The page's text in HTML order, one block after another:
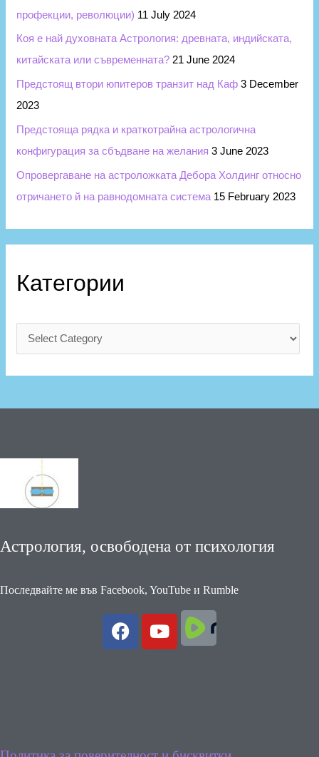
профекции, революции) 11 July 2024
Коя е най духовната Астрология: древната, индийската,
китайската или съвременната? 21 June 2024
Предстоящ втори юпитеров транзит над Каф 3 December
2023
Предстояща рядка и краткотрайна астрологична
конфигурация за сбъдване на желания 3 June 2023
Опровергаване на астроложката Дебора Холдинг относно
отричането й на равнодомната система 15 February 2023
Категории
Астрология, освободена от психология
Последвайте ме във Facebook, YouTube и Rumble